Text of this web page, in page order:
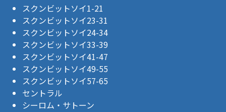
スクンビットソイ1-21
スクンビットソイ23-31
スクンビットソイ24-34
スクンビットソイ33-39
スクンビットソイ41-47
スクンビットソイ49-55
スクンビットソイ57-65
セントラル
シーロム・サトーン